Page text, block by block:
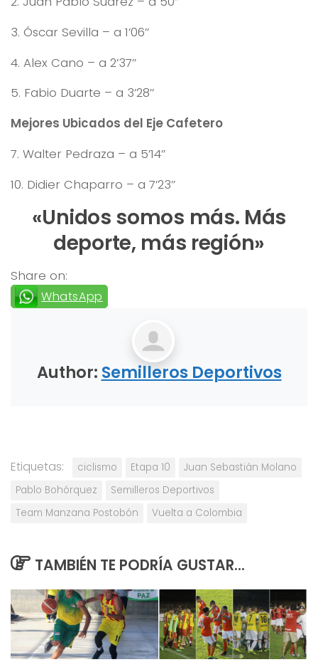
3. Óscar Sevilla – a 1’06’’
4. Alex Cano – a 2’37’’
5. Fabio Duarte – a 3’28’’
Mejores Ubicados del Eje Cafetero
7. Walter Pedraza – a 5’14’’
10. Didier Chaparro – a 7’23’’
«Unidos somos más. Más
deporte, más región»
Share on:
WhatsApp
Author: Semilleros Deportivos
Etiquetas: ciclismo Etapa 10
Juan Sebastián Molano
Pablo Bohórquez
Semilleros Deportivos
Team Manzana Postobón
Vuelta a Colombia
TAMBIÉN TE PODRÍA GUSTAR...